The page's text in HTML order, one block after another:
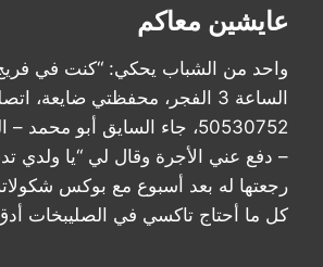
عايشين معاكم
واحد من الشباب يحكي: “كنت في
الساعة 3 الفجر، محفظتي ضايعة،
50530752، جاء السايق أبو
– دفع عني الأجرة وقال لي “يا ولدي
رجعتها له بعد أسبوع مع بوكس
كل ما أحتاج تاكسي في الصليبخات